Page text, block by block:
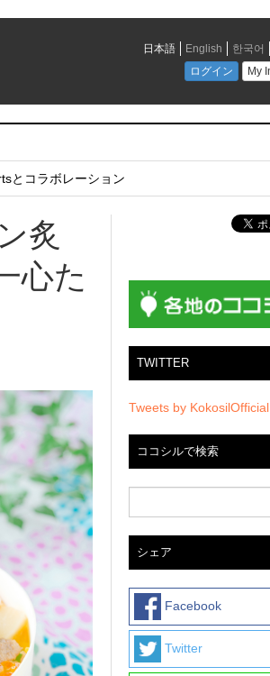
とコラボレーション
炙
心た
TWITTER
Tweets by KokosilOfficial
ココシルで検索
シェア
Facebook
Twitter